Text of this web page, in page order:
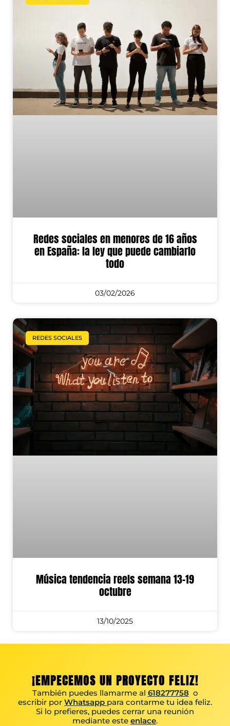
Redes sociales en menores de 16 años
en España: la ley que puede cambiarlo
todo
03/02/2026
REDES SOCIALES
Música tendencia reels semana 13-19
octubre
13/10/2025
¡EMPECEMOS UN PROYECTO FELIZ!
También puedes llamarme al 618277758o
escribir por Whatsapp para contarme tu idea feliz.
Si lo prefieres, puedes cerrar una reunión
mediante este enlace.